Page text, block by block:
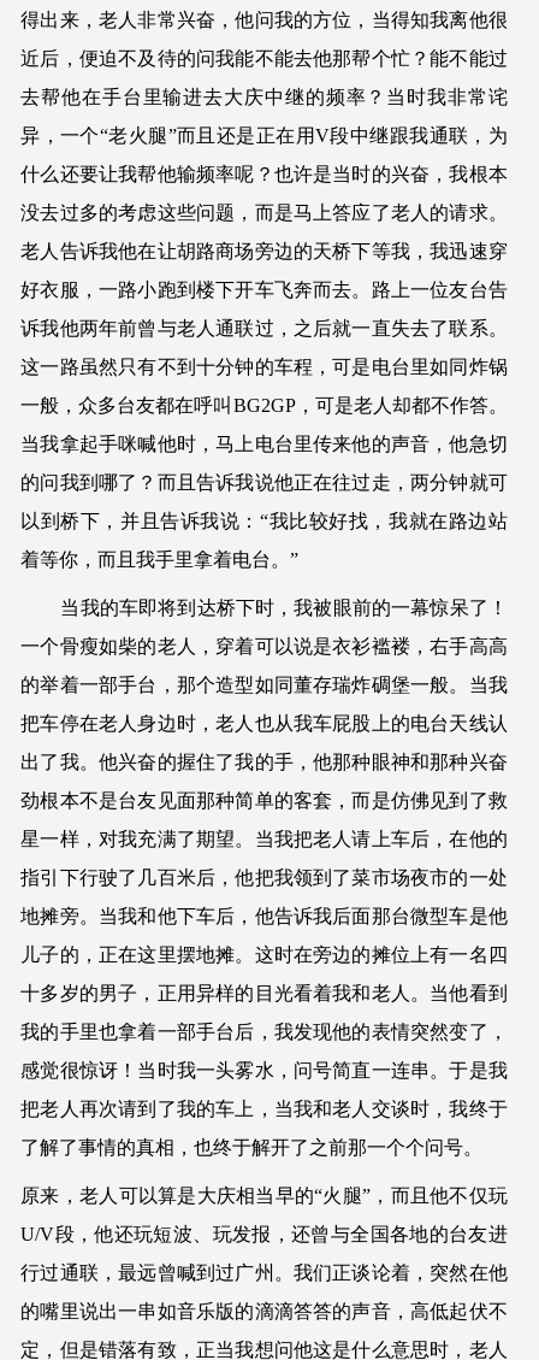
得出来，老人非常兴奋，他问我的方位，当得知我离他很
近后，便迫不及待的问我能不能去他那帮个忙？能不能过
去帮他在手台里输进去大庆中继的频率？当时我非常诧
异，一个“老火腿”而且还是正在用V段中继跟我通联，为
什么还要让我帮他输频率呢？也许是当时的兴奋，我根本
没去过多的考虑这些问题，而是马上答应了老人的请求。
老人告诉我他在让胡路商场旁边的天桥下等我，我迅速穿
好衣服，一路小跑到楼下开车飞奔而去。路上一位友台告
诉我他两年前曾与老人通联过，之后就一直失去了联系。
这一路虽然只有不到十分钟的车程，可是电台里如同炸锅
一般，众多台友都在呼叫BG2GP，可是老人却都不作答。
当我拿起手咪喊他时，马上电台里传来他的声音，他急切
的问我到哪了？而且告诉我说他正在往过走，两分钟就可
以到桥下，并且告诉我说：“我比较好找，我就在路边站
着等你，而且我手里拿着电台。”
当我的车即将到达桥下时，我被眼前的一幕惊呆了！
一个骨瘦如柴的老人，穿着可以说是衣衫褴褛，右手高高
的举着一部手台，那个造型如同董存瑞炸碉堡一般。当我
把车停在老人身边时，老人也从我车屁股上的电台天线认
出了我。他兴奋的握住了我的手，他那种眼神和那种兴奋
劲根本不是台友见面那种简单的客套，而是仿佛见到了救
星一样，对我充满了期望。当我把老人请上车后，在他的
指引下行驶了几百米后，他把我领到了菜市场夜市的一处
地摊旁。当我和他下车后，他告诉我后面那台微型车是他
儿子的，正在这里摆地摊。这时在旁边的摊位上有一名四
十多岁的男子，正用异样的目光看着我和老人。当他看到
我的手里也拿着一部手台后，我发现他的表情突然变了，
感觉很惊讶！当时我一头雾水，问号简直一连串。于是我
把老人再次请到了我的车上，当我和老人交谈时，我终于
了解了事情的真相，也终于解开了之前那一个个问号。
原来，老人可以算是大庆相当早的“火腿”，而且他不仅玩
U/V段，他还玩短波、玩发报，还曾与全国各地的台友进
行过通联，最远曾喊到过广州。我们正谈论着，突然在他
的嘴里说出一串如音乐版的滴滴答答的声音，高低起伏不
定，但是错落有致，正当我想问他这是什么意思时，老人